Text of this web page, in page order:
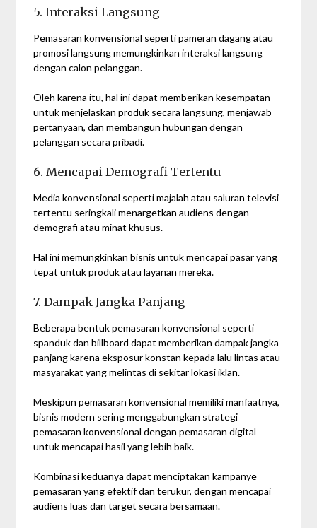
5. Interaksi Langsung
Pemasaran konvensional seperti pameran dagang atau
promosi langsung memungkinkan interaksi langsung
dengan calon pelanggan.
Oleh karena itu, hal ini dapat memberikan kesempatan
untuk menjelaskan produk secara langsung, menjawab
pertanyaan, dan membangun hubungan dengan
pelanggan secara pribadi.
6. Mencapai Demografi Tertentu
Media konvensional seperti majalah atau saluran televisi
tertentu seringkali menargetkan audiens dengan
demografi atau minat khusus.
Hal ini memungkinkan bisnis untuk mencapai pasar yang
tepat untuk produk atau layanan mereka.
7. Dampak Jangka Panjang
Beberapa bentuk pemasaran konvensional seperti
spanduk dan billboard dapat memberikan dampak jangka
panjang karena eksposur konstan kepada lalu lintas atau
masyarakat yang melintas di sekitar lokasi iklan.
Meskipun pemasaran konvensional memiliki manfaatnya,
bisnis modern sering menggabungkan strategi
pemasaran konvensional dengan pemasaran digital
untuk mencapai hasil yang lebih baik.
Kombinasi keduanya dapat menciptakan kampanye
pemasaran yang efektif dan terukur, dengan mencapai
audiens luas dan target secara bersamaan.